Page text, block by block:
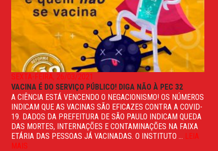
SEXTA-FEIRA, 26/03/2021
VACINA É DO SERVIÇO PÚBLICO! DIGA NÃO À PEC 32
A CIÊNCIA ESTÁ VENCENDO O NEGACIONISMO! OS NÚMEROS
INDICAM QUE AS VACINAS SÃO EFICAZES CONTRA A COVID-
19. DADOS DA PREFEITURA DE SÃO PAULO INDICAM QUEDA
DAS MORTES, INTERNAÇÕES E CONTAMINAÇÕES NA FAIXA
ETÁRIA DAS PESSOAS JÁ VACINADAS. O INSTITUTO ... LEIA
MAIS